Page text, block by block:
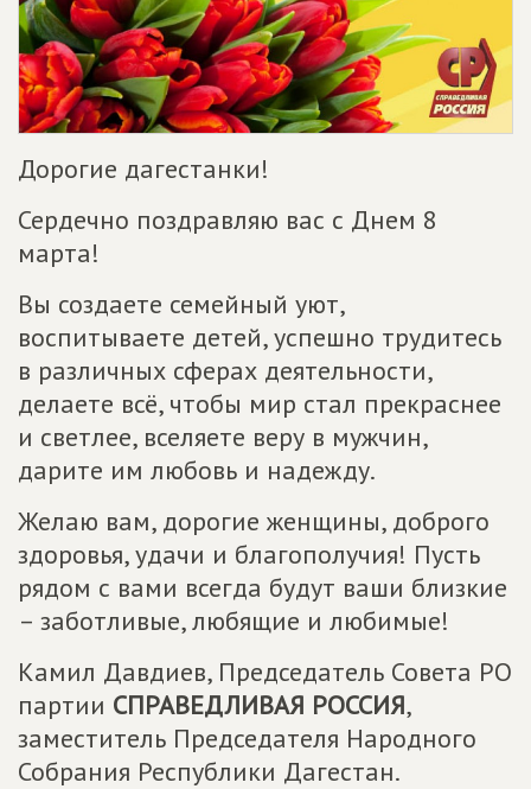
Дорогие дагестанки!
Сердечно поздравляю вас с Днем 8
марта!
Вы создаете семейный уют,
воспитываете детей, успешно трудитесь
в различных сферах деятельности,
делаете всё, чтобы мир стал прекраснее
и светлее, вселяете веру в мужчин,
дарите им любовь и надежду.
Желаю вам, дорогие женщины, доброго
здоровья, удачи и благополучия! Пусть
рядом с вами всегда будут ваши близкие
– заботливые, любящие и любимые!
Камил Давдиев, Председатель Совета РО
партии СПРАВЕДЛИВАЯ РОССИЯ,
заместитель Председателя Народного
Собрания Республики Дагестан.